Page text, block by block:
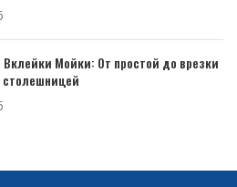
Вклейки Мойки: От простой до врезки
столешницей